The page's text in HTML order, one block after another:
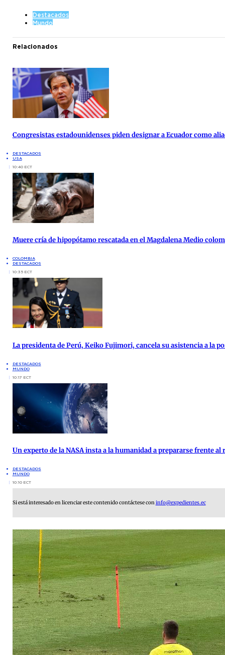
Destacados
Mundo
Relacionados
Congresistas estadounidenses piden designar a Ecuador como
DESTACADOS
USA
10:40 ECT
Muere cría de hipopótamo rescatada en el Magdalena Medio
COLOMBIA
DESTACADOS
10:35 ECT
La presidenta de Perú, Keiko Fujimori, cancela su asistencia a la
DESTACADOS
MUNDO
10:17 ECT
Un experto de la NASA insta a la humanidad a prepararse frente
DESTACADOS
MUNDO
10:10 ECT
Si está interesado en licenciar este contenido contáctese coninfo@expedientes.ec